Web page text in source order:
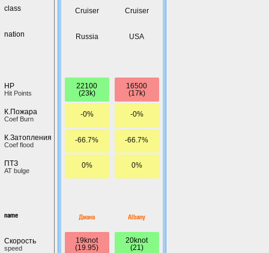
class
nation
HP
Hit Points
К.Пожара
Coef Burn
К.Затопления
Coef flood
ПТЗ
AT bulge
name
Скорость
speed
Cruiser
Russia
22100
(23k)
-0%
-66.7%
0%
Диана
19knot
(19.95)
Cruiser
USA
16500
(17k)
-0%
-66.7%
0%
Albany
20knot
(21)